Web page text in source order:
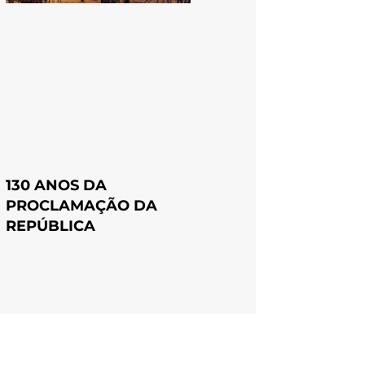
130 ANOS DA
PROCLAMAÇÃO DA
REPÚBLICA